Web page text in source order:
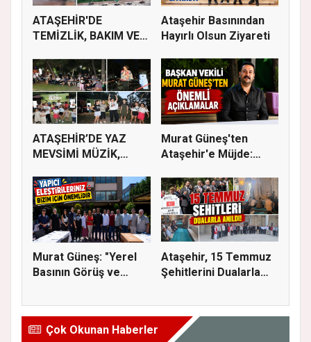
ATAŞEHİR'DE
TEMİZLİK, BAKIM VE
Ataşehir Basınından
Hayırlı Olsun Ziyareti
ATAŞEHİR’DE YAZ
MEVSİMİ MÜZİK,
Murat Güneş'ten
Ataşehir'e Müjde:
Murat Güneş: "Yerel
Basının Görüş ve
Ataşehir, 15 Temmuz
Şehitlerini Dualarla
Çok Okunan Haberler